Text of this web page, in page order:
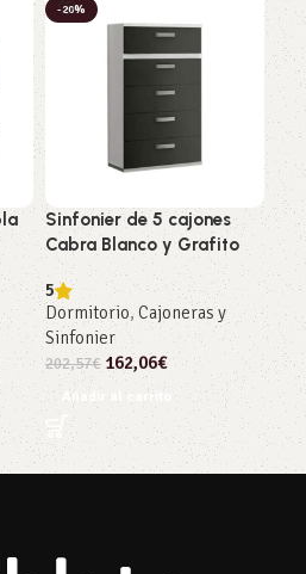
-20%
Sinfonier de 5 cajones
Cabra Blanco y Grafito
5
Dormitorio,Cajoneras y
Sinfonier
202,57€ 162,06€
Añadir al carrito
-